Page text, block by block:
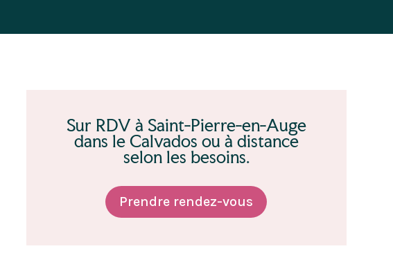
Sur RDV à Saint-Pierre-en-Auge
dans le Calvados ou à distance
selon les besoins.
Prendre rendez-vous